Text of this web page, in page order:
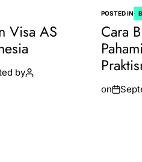
Visa AS
by
POSTED IN
Cara
on